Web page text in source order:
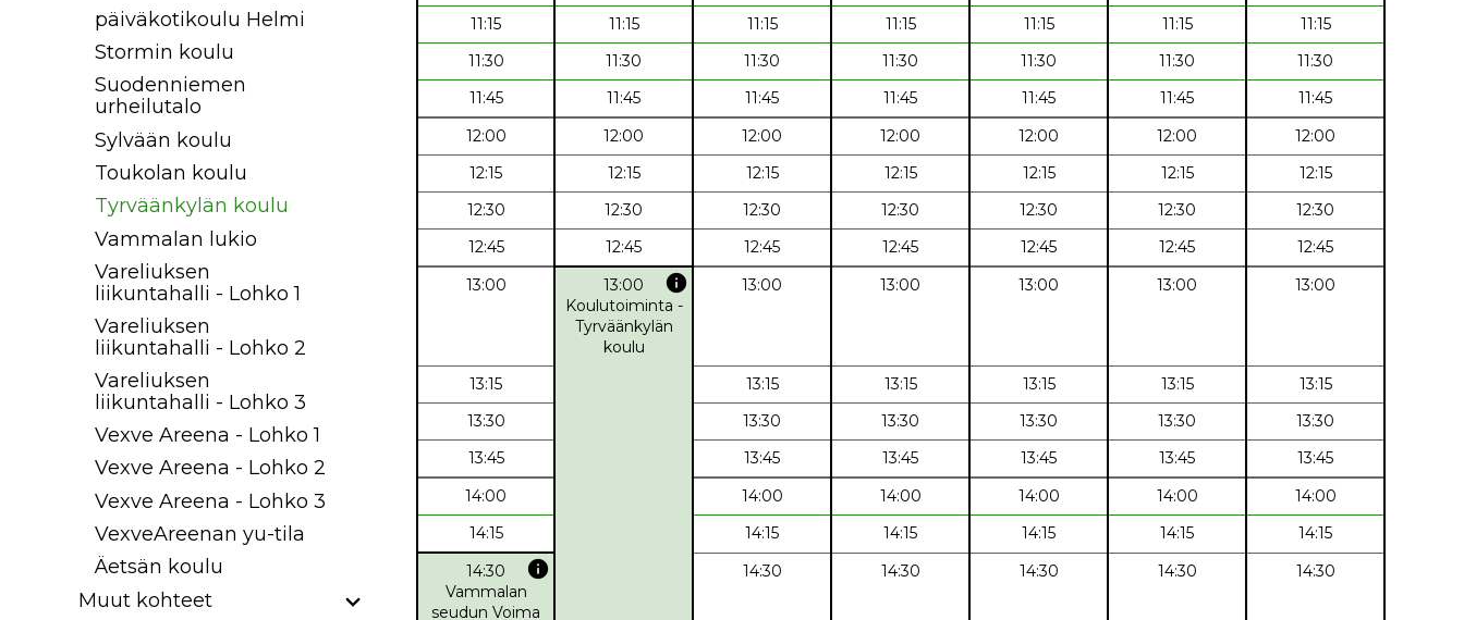
päiväkotikoulu Helmi
Stormin koulu
Suodenniemen
urheilutalo
Sylvään koulu
Toukolan koulu
Tyrväänkylän koulu
Vammalan lukio
Vareliuksen
liikuntahalli - Lohko 1
Vareliuksen
liikuntahalli - Lohko 2
Vareliuksen
liikuntahalli - Lohko 3
Vexve Areena - Lohko 1
Vexve Areena - Lohko 2
Vexve Areena - Lohko 3
VexveAreenan yu-tila
Äetsän koulu
Muut kohteet
11:15
11:15 11:15 11:15 11:15 11:15
11:15
11:30
11:30 11:30 11:30 11:30 11:30
11:30
11:45
11:45 11:45 11:45 11:45 11:45
11:45
12:00
12:00 12:00 12:00 12:00 12:00
12:00
12:15
12:15 12:15 12:15 12:15 12:15
12:15
12:30
12:30 12:30 12:30 12:30 12:30
12:30
12:45
12:45 12:45 12:45 12:45 12:45
12:45
13:00
13:00 info
Koulutoiminta -
Tyrväänkylän
koulu
13:00 13:00 13:00 13:00 13:00
13:15 13:15 13:15 13:15 13:15
13:15
13:30
13:30 13:30 13:30 13:30
13:30
13:45
13:45 13:45 13:45 13:45
13:45
14:00
14:00 14:00 14:00 14:00
14:00
14:15
14:15 14:15 14:15 14:15
14:15
14:30
info
Vammalan
seudun Voima
14:30 14:30 14:30 14:30 14:30